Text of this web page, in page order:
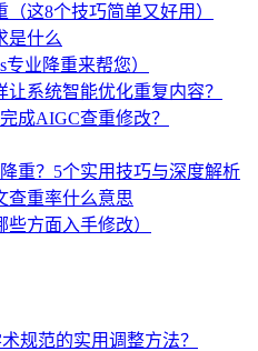
这8个技巧简单又好用）
是什么
专业降重来帮您）
系统智能优化重复内容？
成AIGC查重修改？
重？5个实用技巧与深度解析
查重率什么意思
方面入手修改）
规范的实用调整方法？